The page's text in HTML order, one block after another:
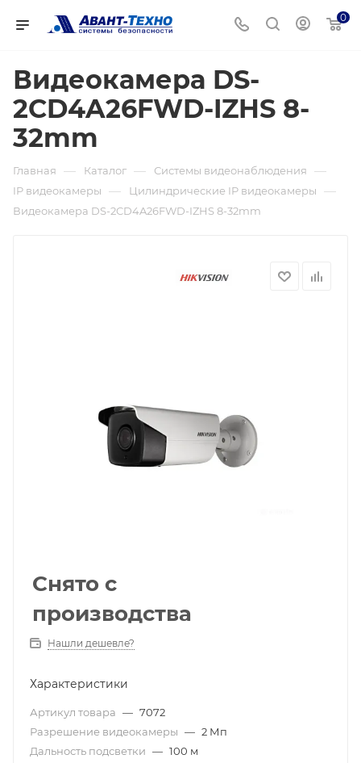
0
Видеокамера DS-
2CD4A26FWD-IZHS 8-
32mm
Главная — Каталог — Системы видеонаблюдения —
IP видеокамеры — Цилиндрические IP видеокамеры —
Видеокамера DS-2CD4A26FWD-IZHS 8-32mm
Снято с
производства
Нашли дешевле?
Характеристики
Артикул товара — 7072
Разрешение видеокамеры — 2 Мп
Дальность подсветки — 100 м